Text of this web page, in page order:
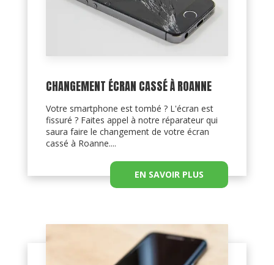
CHANGEMENT ÉCRAN CASSÉ À ROANNE
Votre smartphone est tombé ? L'écran est
fissuré ? Faites appel à notre réparateur qui
saura faire le changement de votre écran
cassé à Roanne....
EN SAVOIR PLUS